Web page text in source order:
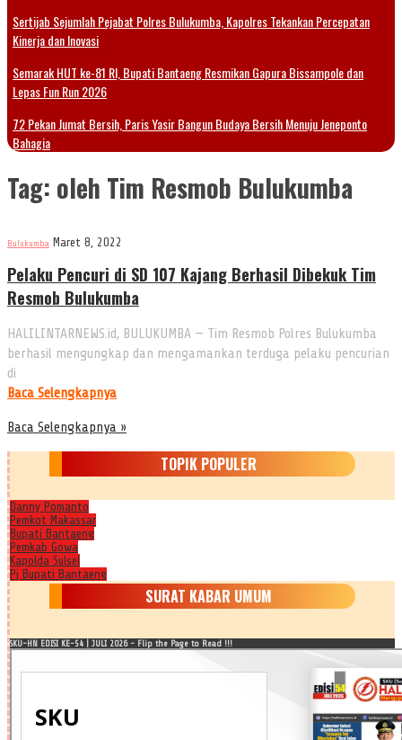
Sertijab Sejumlah Pejabat Polres Bulukumba, Kapolres Tekankan Percepatan
Kinerja dan Inovasi
Semarak HUT ke-81 RI, Bupati Bantaeng Resmikan Gapura Bissampole dan
Lepas Fun Run 2026
72 Pekan Jumat Bersih, Paris Yasir Bangun Budaya Bersih Menuju Jeneponto
Bahagia
Tag: oleh Tim Resmob Bulukumba
Bulukumba Maret 8, 2022
Pelaku Pencuri di SD 107 Kajang Berhasil Dibekuk Tim
Resmob Bulukumba
HALILINTARNEWS.id, BULUKUMBA — Tim Resmob Polres Bulukumba
berhasil mengungkap dan mengamankan terduga pelaku pencurian
di
Baca Selengkapnya
Baca Selengkapnya »
TOPIK POPULER
Danny Pomanto
Pemkot Makassar
Bupati Bantaeng
Pemkab Gowa
Kapolda Sulsel
Pj Bupati Bantaeng
SURAT KABAR UMUM
SKU-HN EDISI KE-54 | JULI 2026 - Flip the Page to Read !!!